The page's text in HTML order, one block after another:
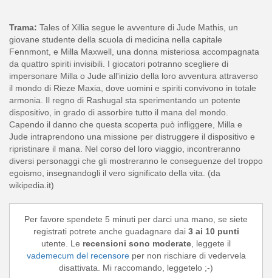
Trama: Tales of Xillia segue le avventure di Jude Mathis, un
giovane studente della scuola di medicina nella capitale
Fennmont, e Milla Maxwell, una donna misteriosa accompagnata
da quattro spiriti invisibili. I giocatori potranno scegliere di
impersonare Milla o Jude all'inizio della loro avventura attraverso
il mondo di Rieze Maxia, dove uomini e spiriti convivono in totale
armonia. Il regno di Rashugal sta sperimentando un potente
dispositivo, in grado di assorbire tutto il mana del mondo.
Capendo il danno che questa scoperta può infliggere, Milla e
Jude intraprendono una missione per distruggere il dispositivo e
ripristinare il mana. Nel corso del loro viaggio, incontreranno
diversi personaggi che gli mostreranno le conseguenze del troppo
egoismo, insegnandogli il vero significato della vita. (da
wikipedia.it)
Per favore spendete 5 minuti per darci una mano, se siete
registrati potrete anche guadagnare dai 3 ai 10 punti
utente. Le recensioni sono moderate , leggete il
vademecum del recensoreper non rischiare di vedervela
disattivata. Mi raccomando, leggetelo ;-)